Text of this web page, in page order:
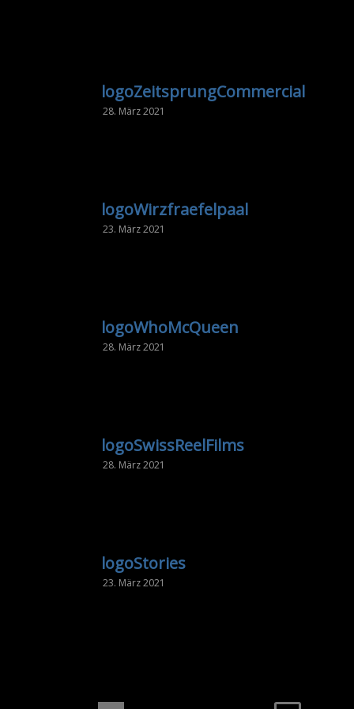
logoZeitsprungCommercial
28. März 2021
logoWirzfraefelpaal
23. März 2021
logoWhoMcQueen
28. März 2021
logoSwissReelFilms
28. März 2021
logoStories
23. März 2021